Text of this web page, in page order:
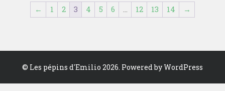
← 1 2 3 4 5 6 … 12 13 14 →
© Les pépins d'Emilio 2026. Powered by WordPress